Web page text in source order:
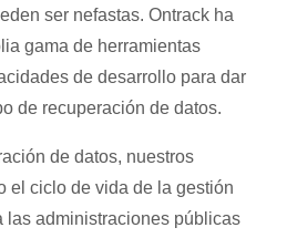
ser nefastas. Ontrack ha
gama de herramientas
de desarrollo para dar
de recuperación de datos.
de datos, nuestros
el ciclo de vida de la gestión
las administraciones públicas